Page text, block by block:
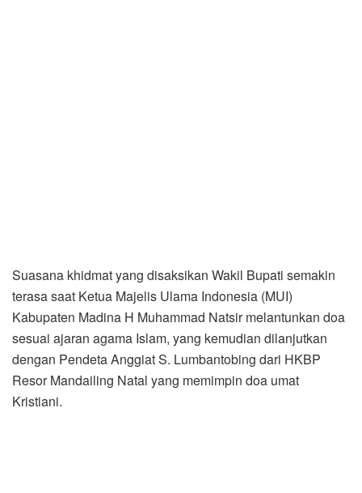
Suasana khidmat yang disaksikan Wakil Bupati semakin
terasa saat Ketua Majelis Ulama Indonesia (MUI)
Kabupaten Madina H Muhammad Natsir melantunkan doa
sesuai ajaran agama Islam, yang kemudian dilanjutkan
dengan Pendeta Anggiat S. Lumbantobing dari HKBP
Resor Mandailing Natal yang memimpin doa umat
Kristiani.